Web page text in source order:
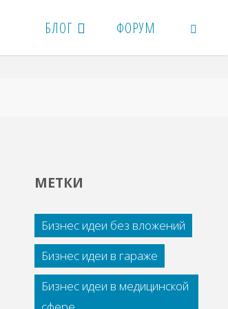
БЛОГ ФОРУМ
МЕТКИ
Бизнес идеи без вложений
Бизнес идеи в гараже
Бизнес идеи в медицинской